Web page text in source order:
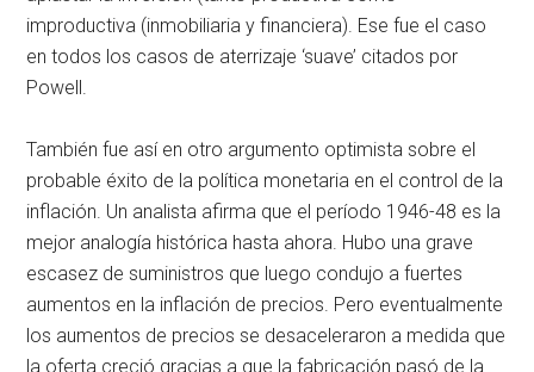
improductiva (inmobiliaria y financiera). Ese fue el caso
en todos los casos de aterrizaje ‘suave’ citados por
Powell.
También fue así en otro argumento optimista sobre el
probable éxito de la política monetaria en el control de la
inflación. Un analista afirma que el período 1946-48 es la
mejor analogía histórica hasta ahora. Hubo una grave
escasez de suministros que luego condujo a fuertes
aumentos en la inflación de precios. Pero eventualmente
los aumentos de precios se desaceleraron a medida que
la oferta creció gracias a que la fabricación pasó de la